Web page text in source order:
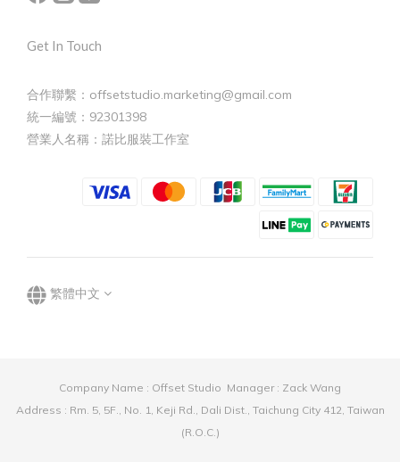
Get In Touch
合作聯繫：offsetstudio.marketing@gmail.com
統一編號：92301398
營業人名稱：諾比服裝工作室
繁體中文
Company Name : Offset Studio Manager : Zack Wang
Address : Rm. 5, 5F., No. 1, Keji Rd., Dali Dist., Taichung City 412, Taiwan
(R.O.C.)